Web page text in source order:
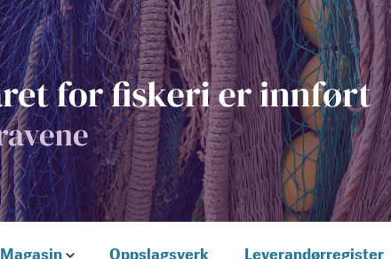
Magasin Oppslagsverk Leverandørregister